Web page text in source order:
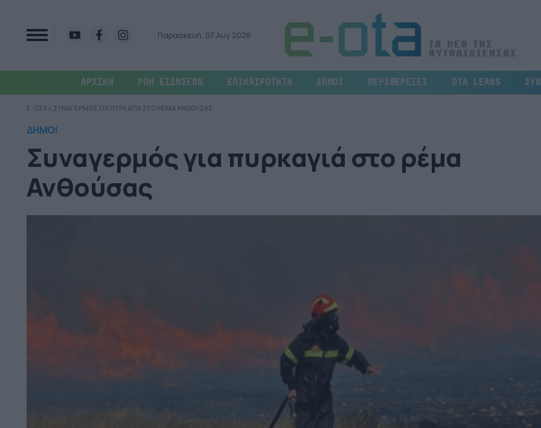
Παρασκευή, 07 Αυγ 2026
ΑΡΧΙΚΗ ΡΟΗ ΕΙΔΗΣΕΩΝ ΕΠΙΚΑΙΡΟΤΗΤΑ ΔΗΜΟΙ ΠΕΡΙΦΕΡΕΙΕΣ OTA LEAKS
E-OTA » ΣΥΝΑΓΕΡΜΟΣ ΓΙΑ ΠΥΡΚΑΓΙΑ ΣΤΟ ΡΕΜΑ ΑΝΘΟΥΣΑΣ
ΔΗΜΟΙ
Συναγερμός για πυρκαγιά στο ρέμα
Ανθούσας